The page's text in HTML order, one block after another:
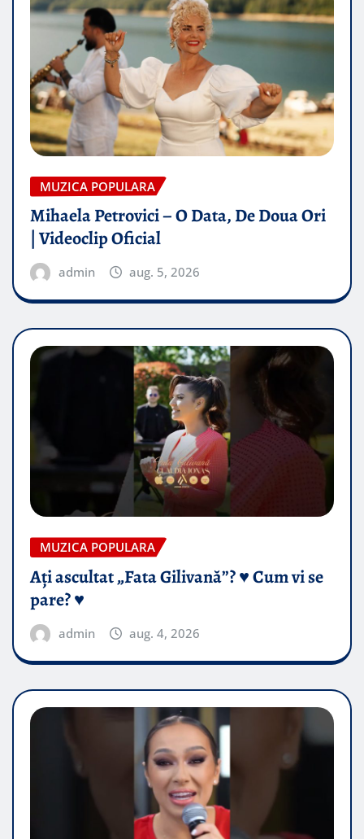
MUZICA POPULARA
Mihaela Petrovici – O Data, De Doua Ori
| Videoclip Oficial
admin aug. 5, 2026
MUZICA POPULARA
Ați ascultat „Fata Gilivană”? ♥️ Cum vi se
pare? ♥️
admin aug. 4, 2026